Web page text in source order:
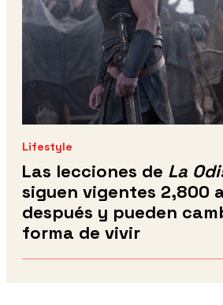
Lifestyle
Las lecciones de La
siguen vigentes 2,800
después y pueden
forma de vivir